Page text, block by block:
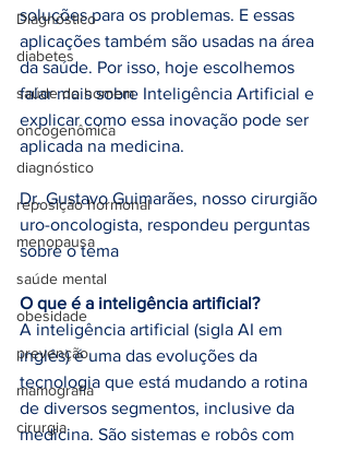
Diagnóstico
diabetes
saúde do homem
oncogenômica
diagnóstico
reposição hormonal
menopausa
saúde mental
obesidade
prevenção
mamografia
cirurgia
soluções para os problemas. E essas
aplicações também são usadas na área
da saúde. Por isso, hoje escolhemos
falar mais sobre Inteligência Artificial e
explicar como essa inovação pode ser
aplicada na medicina.
Dr. Gustavo Guimarães, nosso cirurgião
uro-oncologista, respondeu perguntas
sobre o tema
O que é a inteligência artificial?
A inteligência artificial (sigla AI em
inglês) é uma das evoluções da
tecnologia que está mudando a rotina
de diversos segmentos, inclusive da
medicina. São sistemas e robôs com